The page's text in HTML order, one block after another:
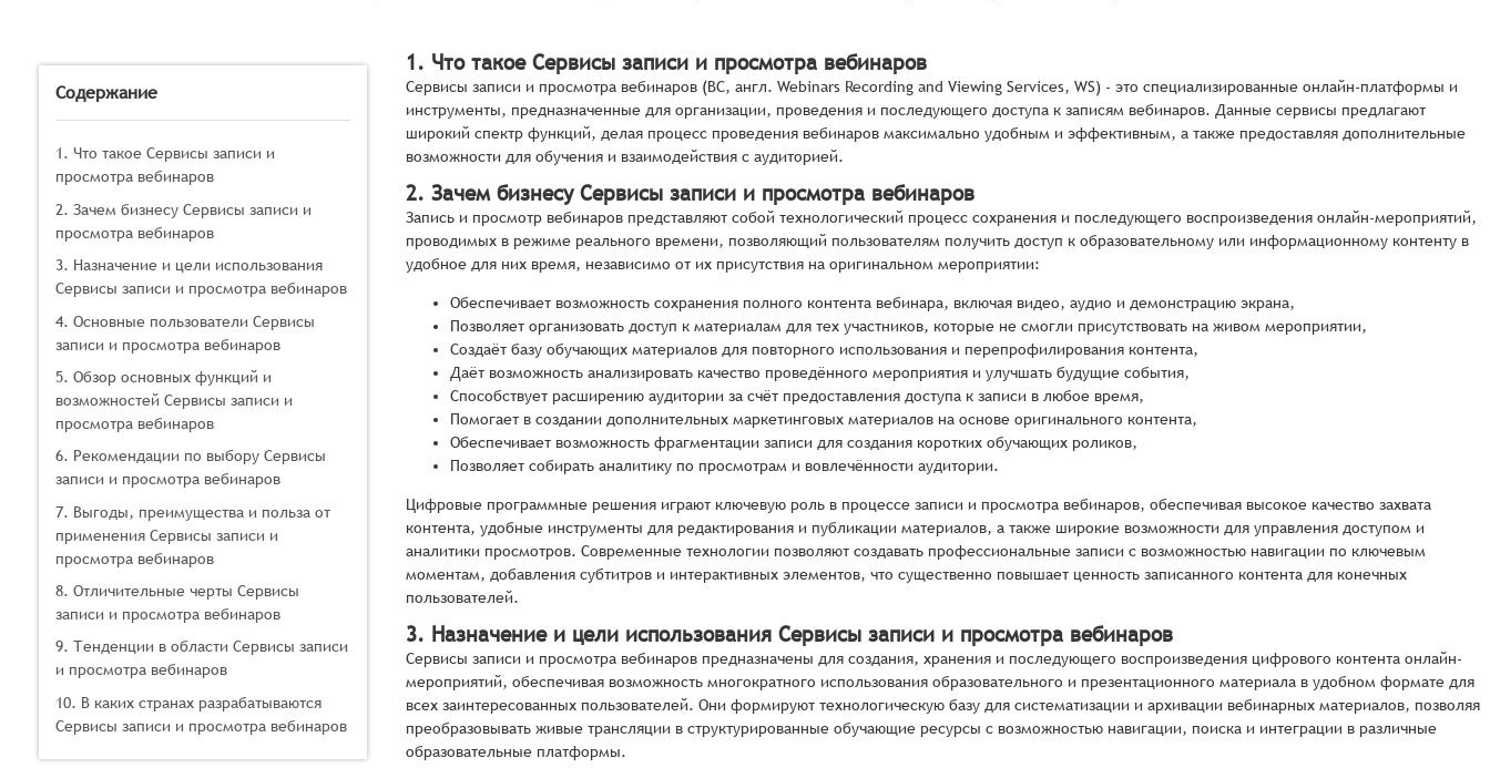
Содержание
1. Что такое Сервисы записи и
просмотра вебинаров
2. Зачем бизнесу Сервисы записи и
просмотра вебинаров
3. Назначение и цели использования
Сервисы записи и просмотра вебинаров
4. Основные пользователи Сервисы
записи и просмотра вебинаров
5. Обзор основных функций и
возможностей Сервисы записи и
просмотра вебинаров
6. Рекомендации по выбору Сервисы
записи и просмотра вебинаров
7. Выгоды, преимущества и польза от
применения Сервисы записи и
просмотра вебинаров
8. Отличительные черты Сервисы
записи и просмотра вебинаров
9. Тенденции в области Сервисы записи
и просмотра вебинаров
10. В каких странах разрабатываются
Сервисы записи и просмотра вебинаров
1. Что такое Сервисы записи и просмотра вебинаров
Сервисы записи и просмотра вебинаров (ВС, англ. Webinars Recording and Viewing Services, WS) - это специализированные онлайн-платформы и
инструменты, предназначенные для организации, проведения и последующего доступа к записям вебинаров. Данные сервисы предлагают
широкий спектр функций, делая процесс проведения вебинаров максимально удобным и эффективным, а также предоставляя дополнительные
возможности для обучения и взаимодействия с аудиторией.
2. Зачем бизнесу Сервисы записи и просмотра вебинаров
Запись и просмотр вебинаров представляют собой технологический процесс сохранения и последующего воспроизведения онлайн-мероприятий,
проводимых в режиме реального времени, позволяющий пользователям получить доступ к образовательному или информационному контенту в
удобное для них время, независимо от их присутствия на оригинальном мероприятии:
Обеспечивает возможность сохранения полного контента вебинара, включая видео, аудио и демонстрацию экрана,
Позволяет организовать доступ к материалам для тех участников, которые не смогли присутствовать на живом мероприятии,
Создаёт базу обучающих материалов для повторного использования и перепрофилирования контента,
Даёт возможность анализировать качество проведённого мероприятия и улучшать будущие события,
Способствует расширению аудитории за счёт предоставления доступа к записи в любое время,
Помогает в создании дополнительных маркетинговых материалов на основе оригинального контента,
Обеспечивает возможность фрагментации записи для создания коротких обучающих роликов,
Позволяет собирать аналитику по просмотрам и вовлечённости аудитории.
Цифровые программные решения играют ключевую роль в процессе записи и просмотра вебинаров, обеспечивая высокое качество захвата
контента, удобные инструменты для редактирования и публикации материалов, а также широкие возможности для управления доступом и
аналитики просмотров. Современные технологии позволяют создавать профессиональные записи с возможностью навигации по ключевым
моментам, добавления субтитров и интерактивных элементов, что существенно повышает ценность записанного контента для конечных
пользователей.
3. Назначение и цели использования Сервисы записи и просмотра вебинаров
Сервисы записи и просмотра вебинаров предназначены для создания, хранения и последующего воспроизведения цифрового контента онлайн-
мероприятий, обеспечивая возможность многократного использования образовательного и презентационного материала в удобном формате для
всех заинтересованных пользователей. Они формируют технологическую базу для систематизации и архивации вебинарных материалов, позволяя
преобразовывать живые трансляции в структурированные обучающие ресурсы с возможностью навигации, поиска и интеграции в различные
образовательные платформы.